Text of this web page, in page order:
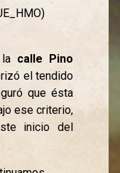
calle Pino
el tendido
que ésta
ese criterio,
inicio del